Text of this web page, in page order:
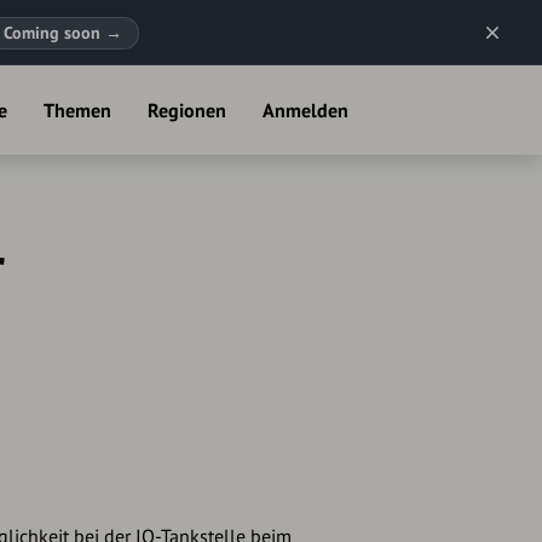
Coming soon →
Themen Regionen Anmelden
bei der IQ-Tankstelle beim